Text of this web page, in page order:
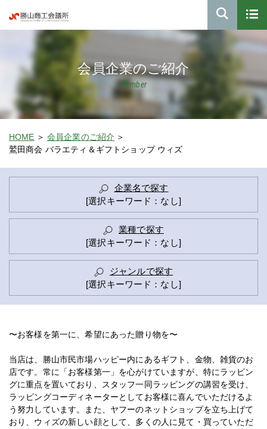
会員企業のご紹介
Member
HOME
会員企業のご紹介
鷲田商会 バラエティ＆ギフトショップ ウィズ
企業名で探す
[選択キーワード：なし]
業種で探す
[選択キーワード：なし]
ジャンルで探す
[選択キーワード：なし]
〜お客様を第一に、希望にあった贈り物を〜
当店は、勝山市民市場ハッピー内にあるギフト、金物、雑貨のお
店です。常に「お客様第一」を心がけていますが、特にラッピン
グに重点を置いており、スタッフ一同ラッピングの講習を受け、
ラッピングコーディネーターとしてお客様に喜んでいただけるよ
う努力しています。また、ヤフーのネットショップを立ち上げて
おり、ウィズの新しい顔として、多くの人に見て・買っていただ